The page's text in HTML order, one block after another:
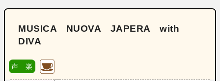
MUSICA NUOVA JAPERA with
DIVA
声 楽